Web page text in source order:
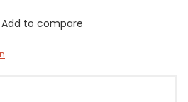
Add to compare